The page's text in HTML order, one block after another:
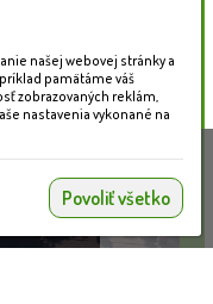
nám
našich
Súhlasím
našej webovej stránky a
pamätáme váš
zobrazovaných reklám,
nastavenia vykonané na
Povoliť všetko